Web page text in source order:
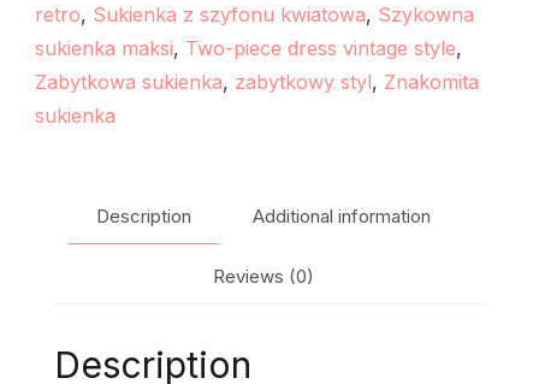
retro, Sukienka z szyfonu kwiatowa, Szykowna
sukienka maksi, Two-piece dress vintage style,
Zabytkowa sukienka, zabytkowy styl, Znakomita
sukienka
Description Additional information
Reviews (0)
Description